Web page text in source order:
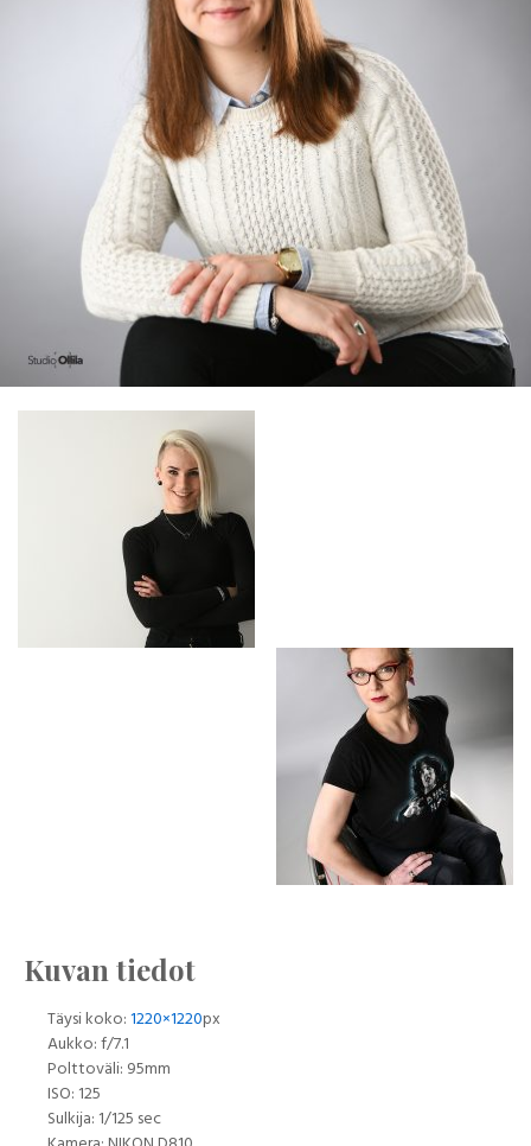
Kuvan tiedot
Täysi koko:1220×1220px
Aukko: f/7.1
Polttoväli: 95mm
ISO: 125
Sulkija: 1/125 sec